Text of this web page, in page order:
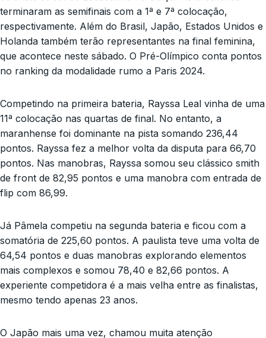
terminaram as semifinais com a 1ª e 7ª colocação,
respectivamente. Além do Brasil, Japão, Estados Unidos e
Holanda também terão representantes na final feminina,
que acontece neste sábado. O Pré-Olímpico conta pontos
no ranking da modalidade rumo a Paris 2024.
Competindo na primeira bateria, Rayssa Leal vinha de uma
11ª colocação nas quartas de final. No entanto, a
maranhense foi dominante na pista somando 236,44
pontos. Rayssa fez a melhor volta da disputa para 66,70
pontos. Nas manobras, Rayssa somou seu clássico smith
de front de 82,95 pontos e uma manobra com entrada de
flip com 86,99.
Já Pâmela competiu na segunda bateria e ficou com a
somatória de 225,60 pontos. A paulista teve uma volta de
64,54 pontos e duas manobras explorando elementos
mais complexos e somou 78,40 e 82,66 pontos. A
experiente competidora é a mais velha entre as finalistas,
mesmo tendo apenas 23 anos.
O Japão mais uma vez, chamou muita atenção